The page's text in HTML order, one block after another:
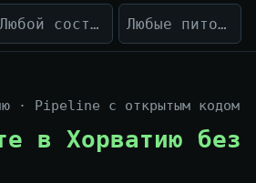
· Pipeline с открытым кодом
в Хорватию без